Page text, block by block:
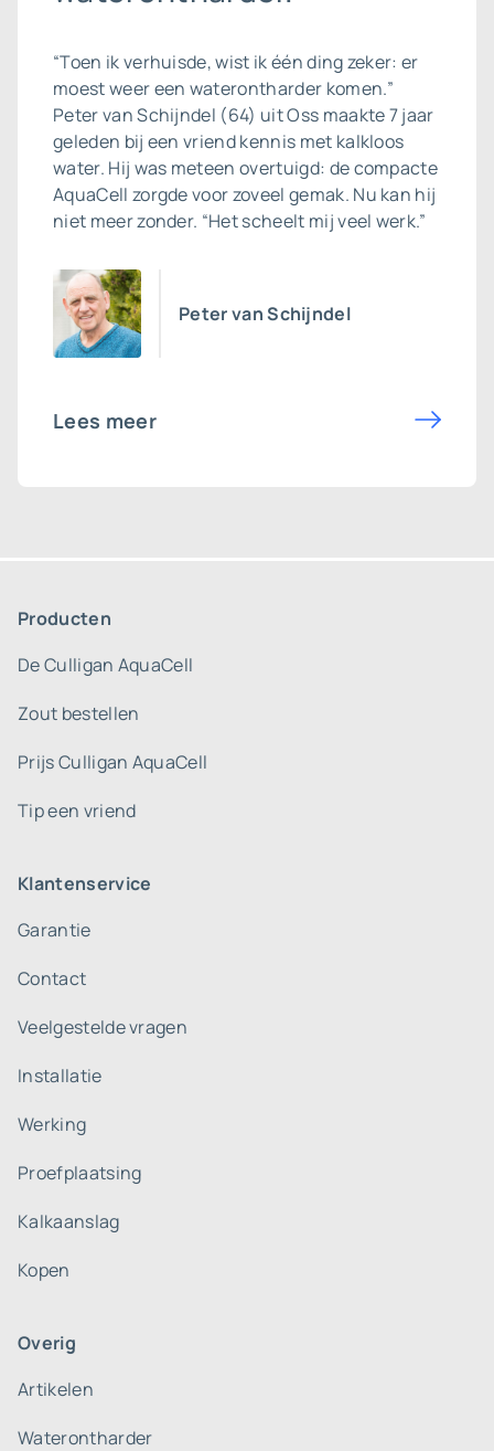
“Toen ik verhuisde, wist ik één ding zeker: er
moest weer een waterontharder komen.”
Peter van Schijndel (64) uit Oss maakte 7 jaar
geleden bij een vriend kennis met kalkloos
water. Hij was meteen overtuigd: de compacte
AquaCell zorgde voor zoveel gemak. Nu kan hij
niet meer zonder. “Het scheelt mij veel werk.”
Peter van Schijndel
Lees meer
Producten
De Culligan AquaCell
Zout bestellen
Prijs Culligan AquaCell
Tip een vriend
Klantenservice
Garantie
Contact
Veelgestelde vragen
Installatie
Werking
Proefplaatsing
Kalkaanslag
Kopen
Overig
Artikelen
Waterontharder